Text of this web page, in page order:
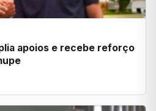
apoios e recebe reforço